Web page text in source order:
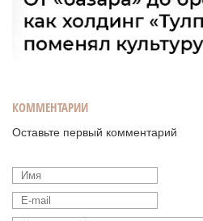
КОММЕНТАРИИ
Оставьте первый комментарий